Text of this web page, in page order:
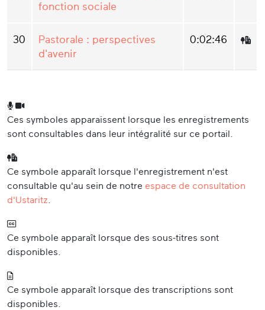
fonction sociale
30
Pastorale : perspectives
d'avenir
0:02:46
Ces symboles apparaissent lorsque les enregistrements
sont consultables dans leur intégralité sur ce portail.
Ce symbole apparaît lorsque l'enregistrement n'est
consultable qu'au sein de notre espace de consultation
d'Ustaritz
Ce symbole apparaît lorsque des sous-titres sont
disponibles.
Ce symbole apparaît lorsque des transcriptions sont
disponibles.